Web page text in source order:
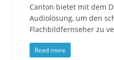
Canton bietet mit dem
Audiolösung, um den
Flachbildfernseher zu
Read more